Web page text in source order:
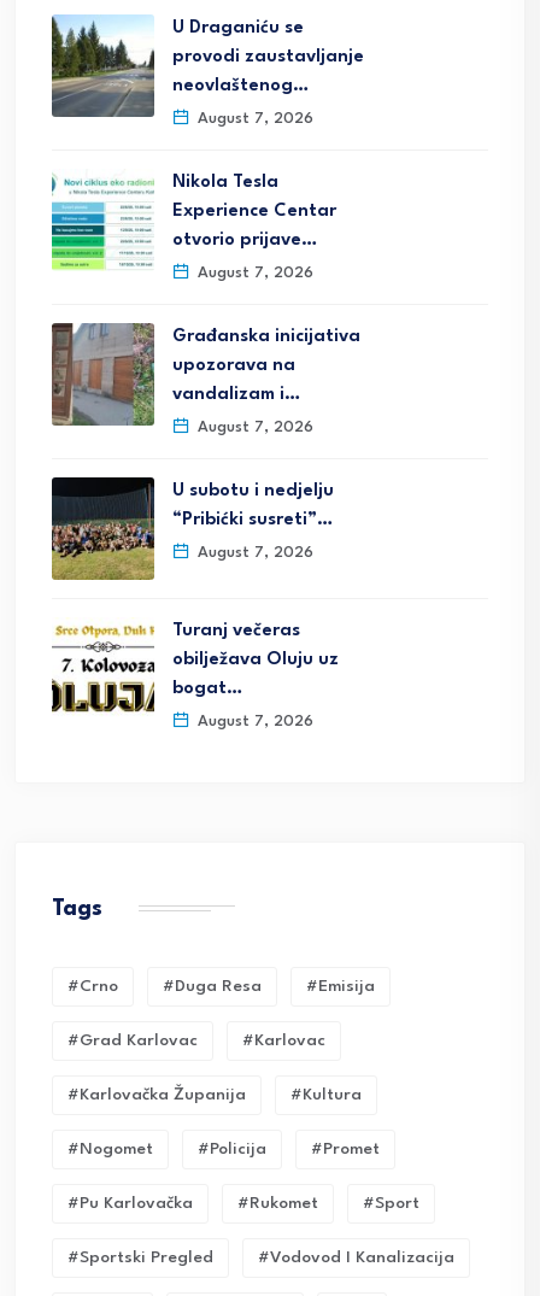
U Draganiću se
provodi zaustavljanje
neovlaštenog…
August 7, 2026
Nikola Tesla
Experience Centar
otvorio prijave…
August 7, 2026
Građanska inicijativa
upozorava na
vandalizam i…
August 7, 2026
U subotu i nedjelju
“Pribićki susreti”…
August 7, 2026
Turanj večeras
obilježava Oluju uz
bogat…
August 7, 2026
Tags
#crno #duga Resa #emisija
#grad Karlovac #karlovac
#karlovačka Županija #kultura
#nogomet #policija #promet
#pu Karlovačka #rukomet #sport
#sportski Pregled #vodovod I Kanalizacija